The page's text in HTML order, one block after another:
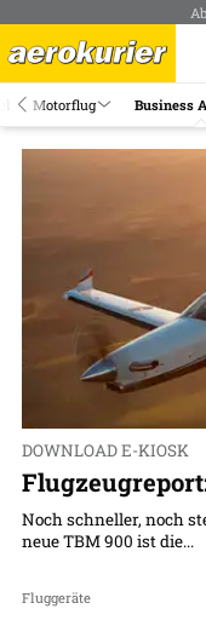
Motorflug Business
DOWNLOAD E-KIOSK
Noch schneller, noch
neue TBM 900 ist die...
Fluggeräte